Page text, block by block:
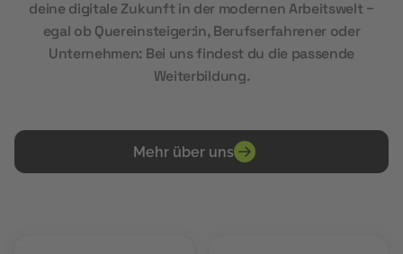
deine digitale Zukunft in der modernen Arbeitswelt –
egal ob Quereinsteiger:in, Berufserfahrener oder
Unternehmen: Bei uns findest du die passende
Weiterbildung.
Mehr über uns